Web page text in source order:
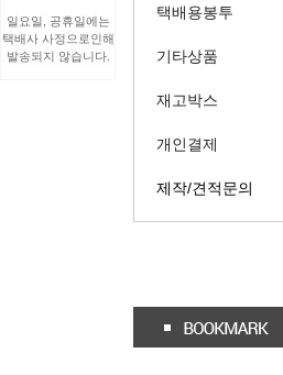
일요일, 공휴일에는
택배사 사정으로인해
발송되지 않습니다.
택배용봉투
기타상품
재고박스
개인결제
제작/견적문의